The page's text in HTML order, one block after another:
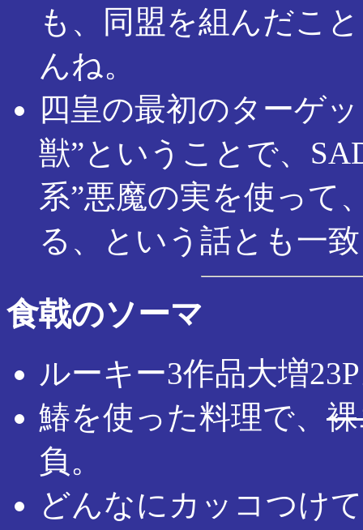
も、同盟を組んだこ
んね。
四皇の最初のターゲ
獣”ということで、
系”悪魔の実を使って
る、という話とも一
食戟のソーマ
ルーキー3作品大増
鰆を使った料理で、
負。
どんなにカッコつけ